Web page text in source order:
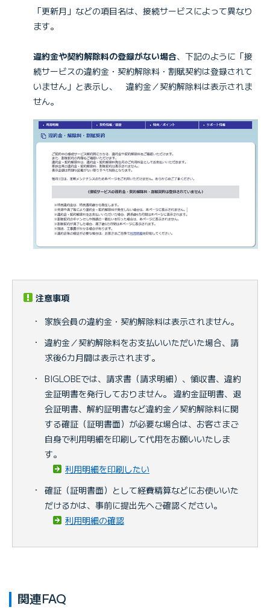
「更新月」などの項目名は、接続サービスによって異なり
ます。
違約金や契約解除料の登録がない場合、下記のように「接
続サービスの違約金・契約解除料・割賦契約は登録されて
いません」と表示し、 違約金／契約解除料は表示されま
せん。
注意事項
・
家族会員の違約金・契約解除料は表示されません。
・
違約金／契約解除料をお支払いいただいた場合、請
求後6カ月間は表示されます。
・
BIGLOBEでは、請求書（請求明細）、領収書、違約
金証明書を発行しておりません。 違約金証明書、退
会証明書、解約証明書など違約金／契約解除料に関
する確証（証明書面）が必要な場合は、お客さまご
自身で利用明細を印刷して代用をお願いいたしま
す。
利用明細を印刷したい
・
確証（証明書面）として経費精算などにお使いいた
だけるかは、事前に提出先へご確認ください。
利用明細の確認
関連FAQ